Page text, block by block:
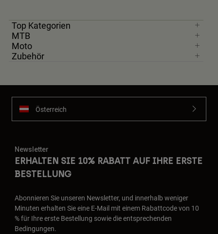
Top Kategorien
MTB
Moto
Zubehör
Österreich
Newsletter
ERHALTEN SIE 10% RABATT AUF IHRE ERSTE
BESTELLUNG
Abonnieren Sie unseren Newsletter, und innerhalb weniger
Minuten erhalten Sie eine E-Mail mit einem Rabattcode von 10
% für Ihre erste Bestellung sowie die entsprechenden
Bedingungen.